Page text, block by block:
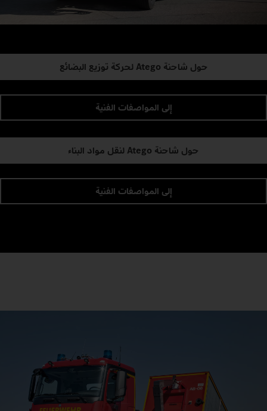
حول شاحنة Atego لحركة توزيع البضائع
إلى المواصفات الفنية
حول شاحنة Atego لنقل مواد البناء
إلى المواصفات الفنية